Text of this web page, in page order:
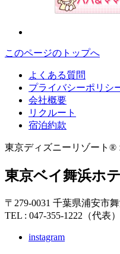
このページのトップへ
よくある質問
プライバシーポリシ
会社概要
リクルート
宿泊約款
東京ディズニーリゾート®
東京ベイ舞浜ホ
〒279-0031 千葉県浦安市
TEL : 047-355-1222（代表）
instagram